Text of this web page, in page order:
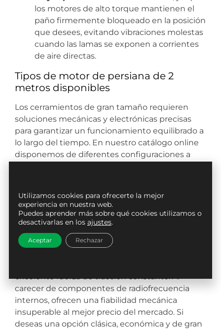
los motores de alto torque mantienen el
paño firmemente bloqueado en la posición
que desees, evitando vibraciones molestas
cuando las lamas se exponen a corrientes
de aire directas.
Tipos de motor de persiana de 2
metros disponibles
Los cerramientos de gran tamaño requieren
soluciones mecánicas y electrónicas precisas
para garantizar un funcionamiento equilibrado a
lo largo del tiempo. En nuestro catálogo online
disponemos de diferentes configuraciones a
Motores mecánicos para pulsador
físico
Son los automatismos más tradicionales y
robustos para ventanales amplios. Estos
carecer de componentes de radiofrecuencia
internos, ofrecen una fiabilidad mecánica
insuperable al mejor precio del mercado. Si
deseas una opción clásica, económica y de gran
Utilizamos cookies para ofrecerte la mejor
experiencia en nuestra web.
Puedes aprender más sobre qué cookies utilizamos o
desactivarlas en los ajustes.
Aceptar Rechazar